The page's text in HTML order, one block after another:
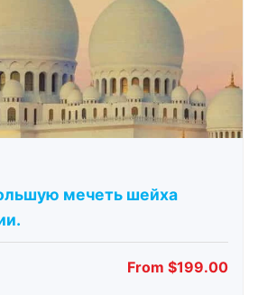
мечеть шейха
From $199.00